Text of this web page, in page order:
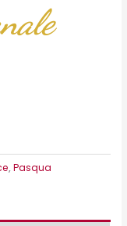
,Pasqua